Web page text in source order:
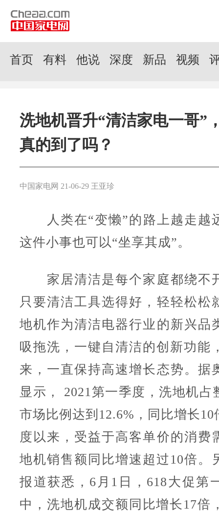
首页 有料 他说 深度 新品 视频
洗地机晋升“清洁家电一哥”
真的到了吗？
中国家电网 21-06-29 王亚珍
人类在“变懒”的路上越走越
这件小事也可以“坐享其成”。
家居清洁是每个家庭都绕不
只要清洁工具选得好，轻轻松松
地机作为清洁电器行业的新兴品
吸拖洗，一键自清洁的创新功能
来，一直保持高速增长态势。据
显示， 2021第一季度，洗地机占
市场比例达到12.6%，同比增长
度以来，受益于高客单价的消费
地机销售额同比增速超过10倍。
报道获悉，6月1日，618大促第
中，洗地机成交额同比增长17倍